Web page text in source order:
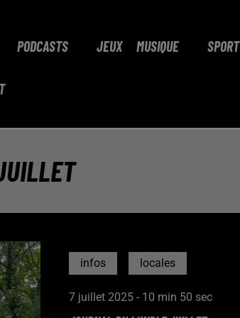
PODCASTS JEUX MUSIQUE SPORT
infos locales
7 juillet 2025 - 10 min 50 sec